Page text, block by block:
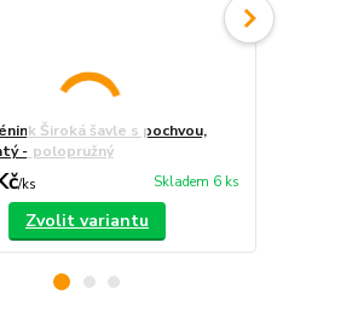
Široká šavle s pochvou,
- polopružný
/ks Skladem 6 ks
Zvolit variantu